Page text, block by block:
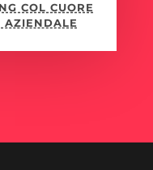
COL CUORE
AZIENDALE